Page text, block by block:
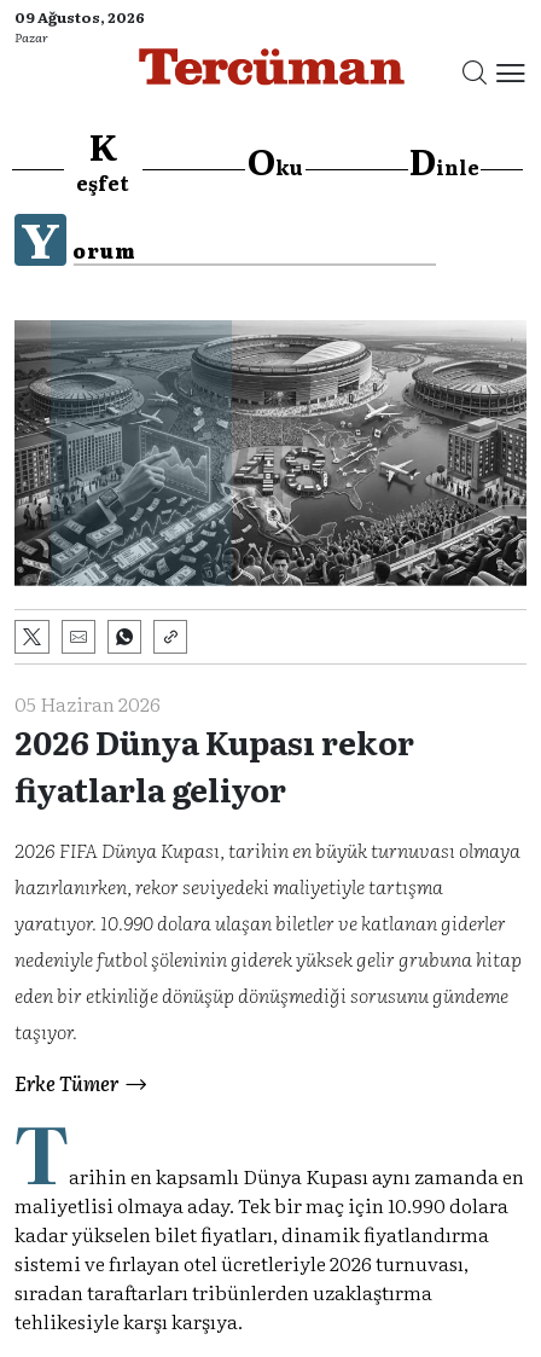
09 Ağustos, 2026
Pazar
K
eşfet Oku Dinle
Y orum
05 Haziran 2026
2026 Dünya Kupası rekor
fiyatlarla geliyor
2026 FIFA Dünya Kupası, tarihin en büyük turnuvası olmaya
hazırlanırken, rekor seviyedeki maliyetiyle tartışma
yaratıyor. 10.990 dolara ulaşan biletler ve katlanan giderler
nedeniyle futbol şöleninin giderek yüksek gelir grubuna hitap
eden bir etkinliğe dönüşüp dönüşmediği sorusunu gündeme
taşıyor.
Erke Tümer
Tarihin en kapsamlı Dünya Kupası aynı zamanda en
maliyetlisi olmaya aday. Tek bir maç için 10.990 dolara
kadar yükselen bilet fiyatları, dinamik fiyatlandırma
sistemi ve fırlayan otel ücretleriyle 2026 turnuvası,
sıradan taraftarları tribünlerden uzaklaştırma
tehlikesiyle karşı karşıya.